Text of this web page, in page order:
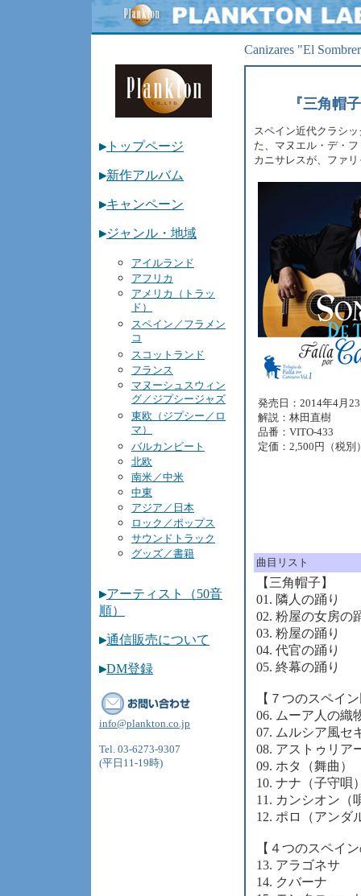
トップページ
新作アルバム
キャンペーン
ジャンル・地域
アイルランド
アフリカ
アメリカ（トラッ
ド）
スペイン／フラメン
コ
スコットランド
フランス
マヌーシュスウィン
グ／ジプシージャズ
東欧（ジプシー／ロ
マ）
バルカンビート
北欧
南米／中米
中東
アジア／日本
ロック／ポップス
サウンドトラック
グッズ／書籍
アーティスト（50音
順）
通信販売について
DM登録
info@plankton.co.jp
Tel. 03-6273-9307
(平日11-19時)
Canizares "El
『三角帽
スペイン近代クラシ
た、マヌエル・デ・
カニサレスが、ファ
発売日：2014年4月
解説：林田直樹
品番：VITO-433
定価：2,500円（税別
曲目リスト
【三角帽子】
01. 隣人の踊り
02. 粉屋の女房の
03. 粉屋の踊り
04. 代官の踊り
05. 終幕の踊り
【７つのスペイ
06. ムーア人の織
07. ムルシア風セ
08. アストゥリア
09. ホタ（舞曲）
10. ナナ（子守唄
11. カンシオン（
12. ポロ（アンダ
【４つのスペイ
13. アラゴネサ
14. クバーナ